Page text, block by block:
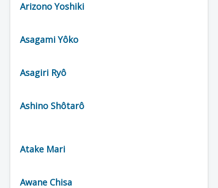
Arizono Yoshiki
Asagami Yôko
Asagiri Ryô
Ashino Shôtarô
Atake Mari
Awane Chisa